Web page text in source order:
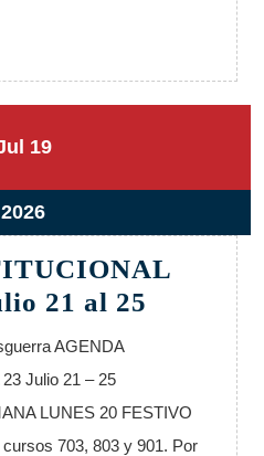
1
19
2026
1919
202619
julio,
2026
21 al 25
23
Julio
AGENDA
Julio 21 – 25
LUNES 20 FESTIVO
703, 803 y 901. Por